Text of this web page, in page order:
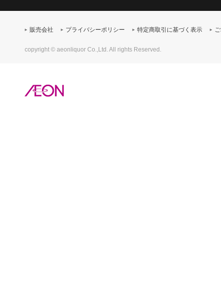
販売会社 プライバシーポリシー 特定商取引に基づく表示
copyright © aeonliquor Co.,Ltd. All rights Reserved.